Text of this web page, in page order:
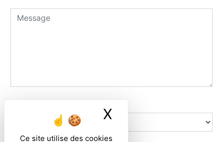
Ce site utilise des cookies
X Masquer le